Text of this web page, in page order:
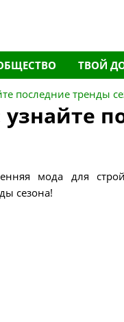
ТВОЙ
последние тренды